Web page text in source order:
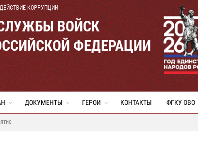
КОРРУПЦИИ
ВОЙСК
ФЕДЕРАЦИИ
ДОКУМЕНТЫ ГЕРОИ КОНТАКТЫ ФГКУ ОВО